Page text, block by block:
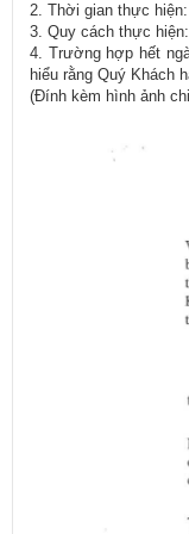
2. Thời gian thực
3. Quy cách thực
4. Trường hợp hết
hiểu rằng Quý Khách
(Đính kèm hình ảnh